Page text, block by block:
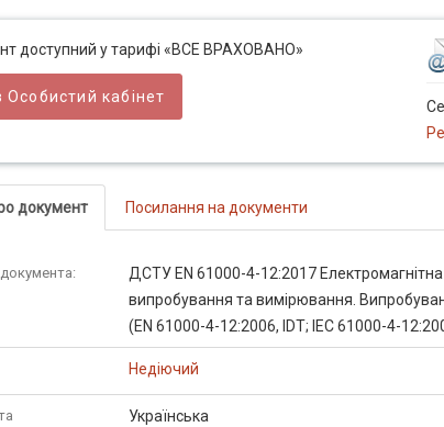
доступний у тарифі «ВСЕ ВРАХОВАНО»
Особистий кабінет
документ Посилання на документи
ДСТУ EN 61000-4-12:2017
випробування та вимірювання.
(EN 61000-4-12:2006, IDТ; ІЕС 61000-4-
Недіючий
Українська